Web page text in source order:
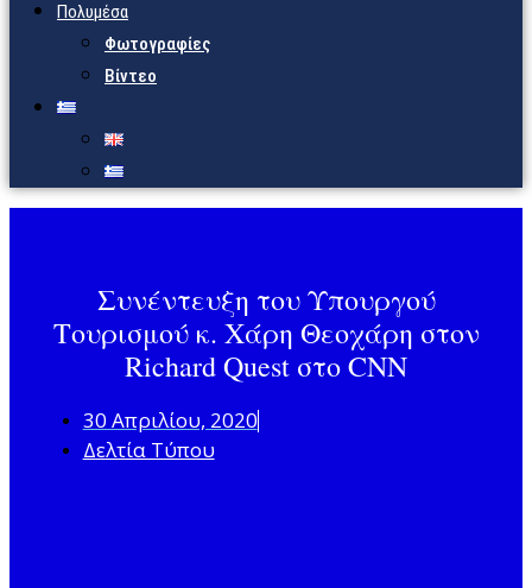
Πολυμέσα
Φωτογραφίες
Βίντεο
Συνέντευξη του Υπουργού
Τουρισμού κ. Χάρη Θεοχάρη στον
Richard Quest στο CNN
30 Απριλίου, 2020
Δελτία Τύπου